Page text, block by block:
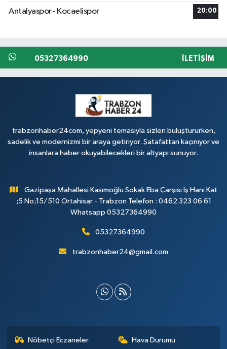
Antalyaspor - Kocaelispor 20:00
05327364990 İLETIŞIM
trabzonhaber24com, yepyeni temasıyla sizleri buluştururken,
sadelik ve modernizmi bir araya getiriyor. Şatafattan kaçınıyor ve
insanlara haber okuyabilecekleri bir altyapı sunuyor.
Gazipaşa Mahallesi Kasımoğlu Sokak Eba Çarşısı İş Hanı Kat
;5 No;15/510 Ortahisar - Trabzon Telefon : 0462 323 06 61
Whatsapp 05327364990
05327364990
trabzonhaber24@gmail.com
Nöbetçi Eczaneler Hava Durumu